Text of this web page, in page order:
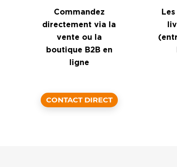
Commandez
directement via la
vente ou la
boutique B2B en
ligne
CONTACT DIRECT